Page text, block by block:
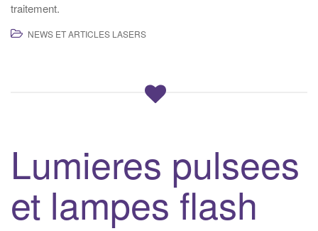
traitement.
NEWS ET ARTICLES LASERS
Lumieres pulsees
et lampes flash